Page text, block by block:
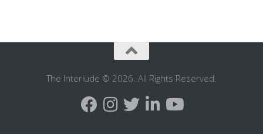
The Interlude © 2026. All Rights Reserved.